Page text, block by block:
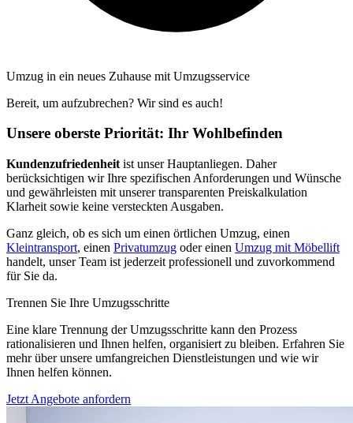
Umzug in ein neues Zuhause mit Umzugsservice
Bereit, um aufzubrechen? Wir sind es auch!
Unsere oberste Priorität: Ihr Wohlbefinden
Kundenzufriedenheit ist unser Hauptanliegen. Daher
berücksichtigen wir Ihre spezifischen Anforderungen und Wünsche
und gewährleisten mit unserer transparenten Preiskalkulation
Klarheit sowie keine versteckten Ausgaben.
Ganz gleich, ob es sich um einen örtlichen Umzug, einen
Kleintransport, einen Privatumzug oder einen Umzug mit Möbellift
handelt, unser Team ist jederzeit professionell und zuvorkommend
für Sie da.
Trennen Sie Ihre Umzugsschritte
Eine klare Trennung der Umzugsschritte kann den Prozess
rationalisieren und Ihnen helfen, organisiert zu bleiben. Erfahren Sie
mehr über unsere umfangreichen Dienstleistungen und wie wir
Ihnen helfen können.
Jetzt Angebote anfordern